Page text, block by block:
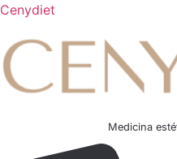
Cenydiet
Medicina